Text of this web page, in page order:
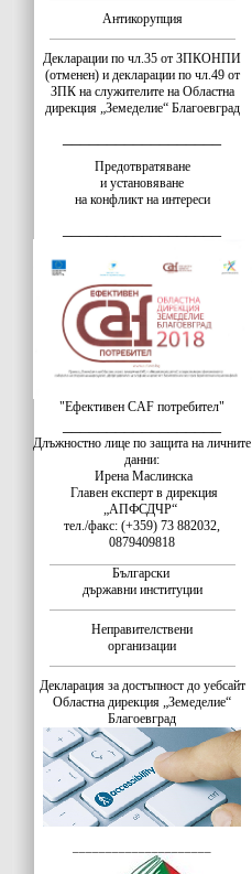
Антикорупция
Декларации по чл.35 от ЗПКОНПИ
(отменен) и декларации по чл.49 от
ЗПК на служителите на Областна
дирекция „Земеделие“ Благоевград
Предотвратяване
и установяване
на конфликт на интереси
"Ефективен CAF потребител"
Длъжностно лице по защита на личните
данни:
Ирена Маслинска
Главен експерт в дирекция
„АПФСДЧР“
тел./факс: (+359) 73 882032,
0879409818
Български
държавни институции
Неправителствени
организации
Декларация за достъпност до уебсайт
Областна дирекция „Земеделие“
Благоевград